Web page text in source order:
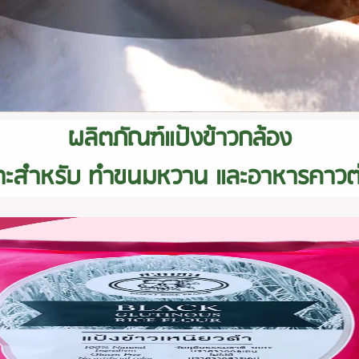
ผลิตภัณฑ์แป้งข้าวกล้อง
ะสำหรับ ทำขนมหวาน และอาหารคาว